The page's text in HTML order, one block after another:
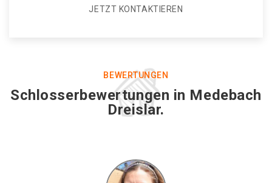
JETZT KONTAKTIEREN
BEWERTUNGEN
Schlosserbewertungen in Medebach
Dreislar.